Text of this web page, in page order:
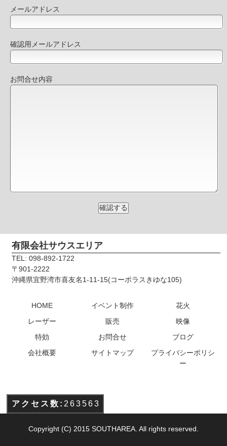
メールアドレス
確認用メールアドレス
お問合せ内容
有限会社サウスエリア
TEL: 098-892-1722
〒901-2222
沖縄県宜野湾市喜友名1-11-15(コーポラスきゆな105)
HOME イベント制作
花火
レーザー
販売
映像
特効
お問合せ
ブログ
会社概要
サイトマップ
プライバシーポリシ
ー
アクセス数: 263563
Copyright (C) 2015 SOUTHAREA. All rights reserved.